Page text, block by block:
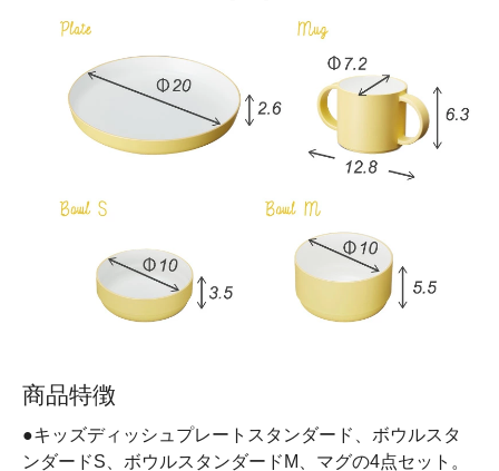
商品特徴
●キッズディッシュプレートスタンダード、ボウルスタ
ンダードS、ボウルスタンダードM、マグの4点セット。